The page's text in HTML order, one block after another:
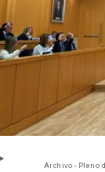
Archivo - Pleno